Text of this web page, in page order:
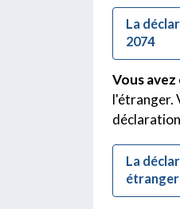
La
2074
Vous avez
l'étranger.
La